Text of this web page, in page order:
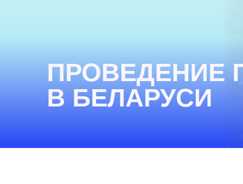
ПРОВЕДЕНИЕ
В БЕЛАРУСИ